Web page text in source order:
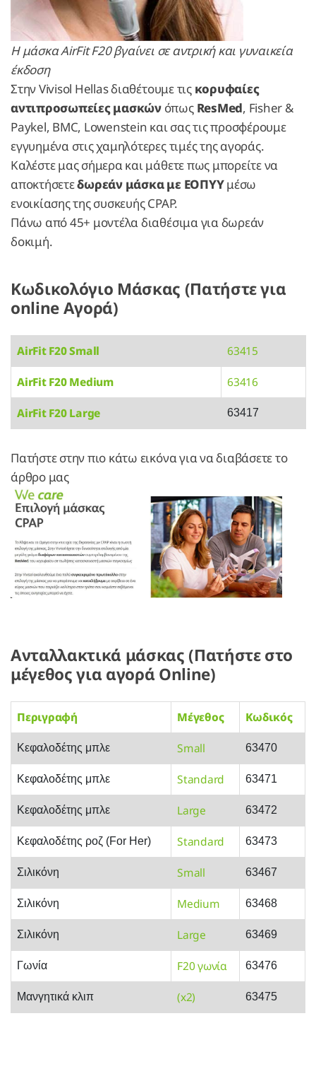
Η μάσκα AirFit F20 βγαίνει σε αντρική και γυναικεία
έκδοση
Στην Vivisol Hellas διαθέτουμε τις κορυφαίες
αντιπροσωπείες μασκώνόπως ResMed, Fisher &
Paykel, BMC, Lowenstein και σας τις προσφέρουμε
εγγυημένα στις χαμηλότερες τιμές της αγοράς.
Καλέστε μας σήμερα και μάθετε πως μπορείτε να
αποκτήσετεδωρεάν μάσκα με ΕΟΠΥΥμέσω
ενοικίασης της συσκευής CPAP.
Πάνω από 45+ μοντέλα διαθέσιμα για δωρεάν
δοκιμή.
Κωδικολόγιο Μάσκας (Πατήστε για
online Αγορά)
AirFit F20 Small
63415
AirFit F20 Medium
63416
AirFit F20 Large
63417
Πατήστε στην πιο κάτω εικόνα για να διαβάσετε το
άρθρο μας
Ανταλλακτικά μάσκας (Πατήστε στο
μέγεθος για αγορά Online)
Περιγραφή Μέγεθος Κωδικός
Κεφαλοδέτης μπλε Small 63470
Κεφαλοδέτης μπλε Standard 63471
Κεφαλοδέτης μπλε Large 63472
Κεφαλοδέτης ροζ (For Her) Standard 63473
Σιλικόνη Small 63467
Σιλικόνη Medium 63468
Σιλικόνη Large 63469
Γωνία F20 γωνία 63476
Μανγητικά κλιπ (x2) 63475